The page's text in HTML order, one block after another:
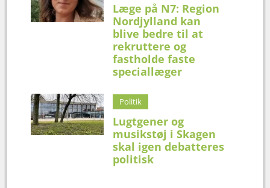
Læge på N7: Region
Nordjylland kan
blive bedre til at
rekruttere og
fastholde faste
speciallæger
Politik
Lugtgener og
musikstøj i Skagen
skal igen debatteres
politisk